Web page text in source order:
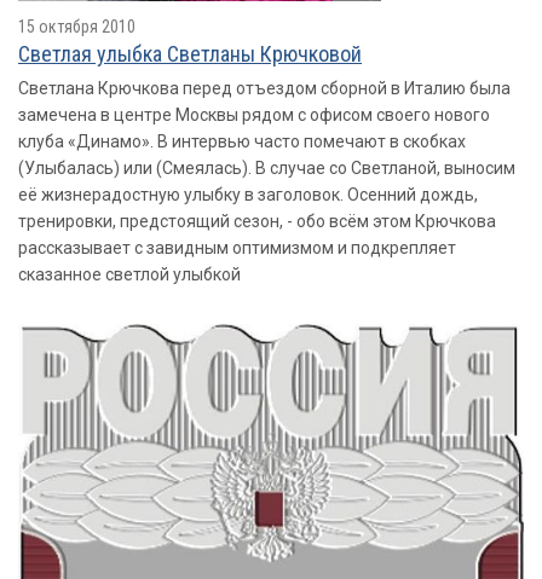
15 октября 2010
Светлая улыбка Светланы Крючковой
Светлана Крючкова перед отъездом сборной в Италию была
замечена в центре Москвы рядом с офисом своего нового
клуба «Динамо». В интервью часто помечают в скобках
(Улыбалась) или (Смеялась). В случае со Светланой, выносим
её жизнерадостную улыбку в заголовок. Осенний дождь,
тренировки, предстоящий сезон, - обо всём этом Крючкова
рассказывает с завидным оптимизмом и подкрепляет
сказанное светлой улыбкой